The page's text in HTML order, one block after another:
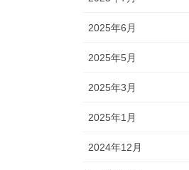
2025年6月
2025年5月
2025年3月
2025年1月
2024年12月